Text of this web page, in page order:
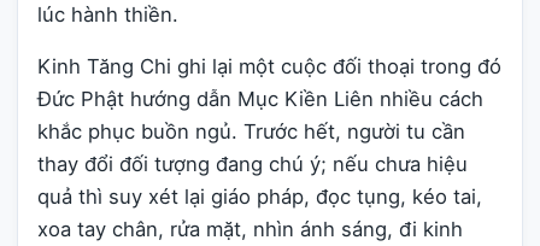
lúc hành thiền.
Kinh Tăng Chi ghi lại một cuộc đối thoại trong đó
Đức Phật hướng dẫn Mục Kiền Liên nhiều cách
khắc phục buồn ngủ. Trước hết, người tu cần
thay đổi đối tượng đang chú ý; nếu chưa hiệu
quả thì suy xét lại giáo pháp, đọc tụng, kéo tai,
xoa tay chân, rửa mặt, nhìn ánh sáng, đi kinh